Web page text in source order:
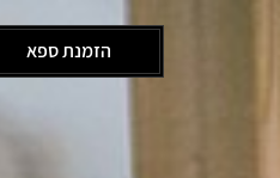
הזמנת ספא